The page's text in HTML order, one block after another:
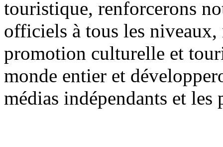
touristique, renforcerons
officiels à tous les niveaux,
promotion culturelle et
monde entier et
médias indépendants et